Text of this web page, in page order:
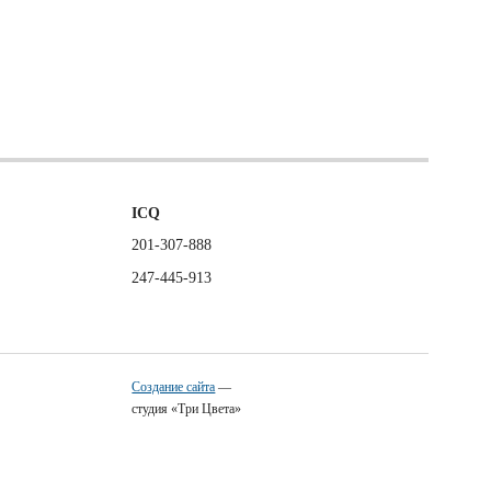
ICQ
201-307-888
247-445-913
Создание сайта —
студия «Три Цвета»